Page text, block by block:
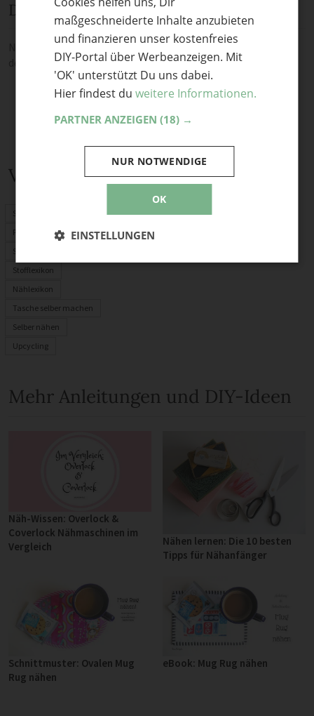
Diskussion
Noch keine Kommentare — sei die Erste oder der Erste und teile
deine Meinung.
Verwandte Themen
Schnittmuster
PDF-Schnittmuster
Stoffrechner
Stofflexikon
Nählexikon
Tasche selber machen
Selber nähen
Upcycling
Mehr Anleitungen und DIY-Ideen
Näh-Wissen: Overlock &
Coverlock Nähmaschinen im
Vergleich
Nähen lernen: Die 10 besten
Tipps für Nähanfänger
Schnittmuster: Ovalen Mug
Rug nähen
eBook: Mug Rug nähen
maßgeschneiderte Inhalte anzubieten
und finanzieren unser kostenfreies
DIY-Portal über Werbeanzeigen. Mit
'OK' unterstützt Du uns dabei.
Hier findest du weitere Informationen.
PARTNER ANZEIGEN (18) →
OK
NUR NOTWENDIGE
EINSTELLUNGEN